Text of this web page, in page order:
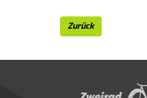
Zurück